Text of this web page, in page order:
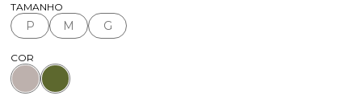
TAMANHO
P M G
COR